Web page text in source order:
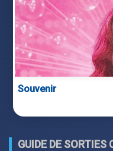
Souvenir
GUIDE DE SORTIES